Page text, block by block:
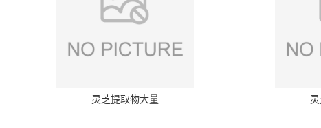
灵芝提取物大量